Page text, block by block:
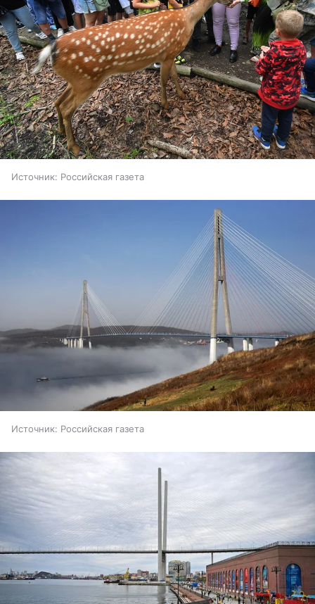
Источник: Российская газета
Источник: Российская газета